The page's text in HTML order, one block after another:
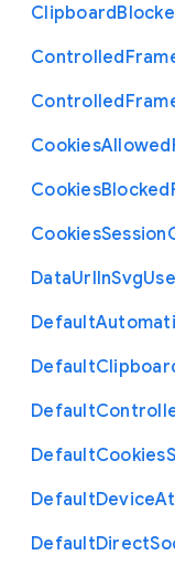
Clipboard
Controlled
Controlled
CookiesAllowed
CookiesBlocked
CookiesSession
DataUrlInSvgUse
Default
Default
Default
DefaultCookies
DefaultDevice
DefaultDirect